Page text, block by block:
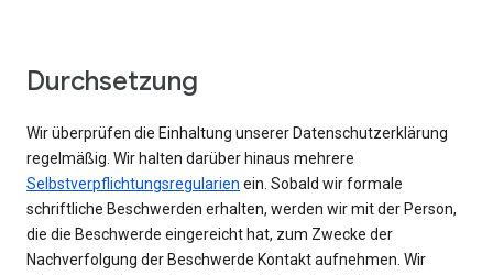
Durchsetzung
Wir überprüfen die Einhaltung unserer Datenschutzerklärung
regelmäßig. Wir halten darüber hinaus mehrere
Selbstverpflichtungsregularien ein. Sobald wir formale
schriftliche Beschwerden erhalten, werden wir mit der Person,
die die Beschwerde eingereicht hat, zum Zwecke der
Nachverfolgung der Beschwerde Kontakt aufnehmen. Wir